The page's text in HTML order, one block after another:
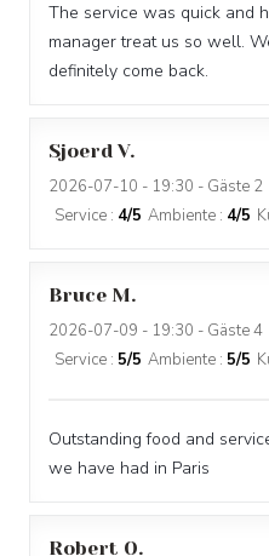
The service was quick and
manager treat us so well.
definitely come back.
Sjoerd V
2026-07-10 - 19:30 - Gäste 2
Service : 4/5 Ambiente : 4/5
Bruce M
2026-07-09 - 19:30 - Gäste 4
Service : 5/5 Ambiente : 5/5
Outstanding food and
we have had in Paris
Robert O